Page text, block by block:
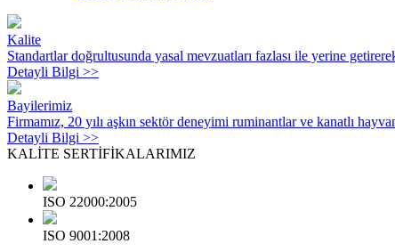
Kalite
Standartlar doğrultusunda yasal mevzuatları fazlası ile yerine
Detayli Bilgi >>
Bayilerimiz
Firmamız, 20 yılı aşkın sektör deneyimi ruminantlar ve kanatlı
Detayli Bilgi >>
KALİTE SERTİFİKALARIMIZ
ISO 22000:2005
ISO 9001:2008